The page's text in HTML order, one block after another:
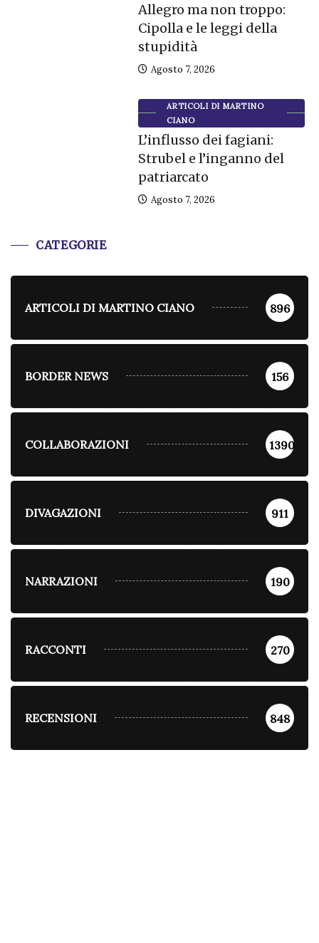
Allegro ma non troppo:
Cipolla e le leggi della
stupidità
Agosto 7, 2026
ARTICOLI DI MARTINO
CIANO
L’influsso dei fagiani:
Strubel e l’inganno del
patriarcato
Agosto 7, 2026
CATEGORIE
ARTICOLI DI MARTINO CIANO 896
BORDER NEWS 156
COLLABORAZIONI 1390
DIVAGAZIONI 911
NARRAZIONI 190
RACCONTI 270
RECENSIONI 848